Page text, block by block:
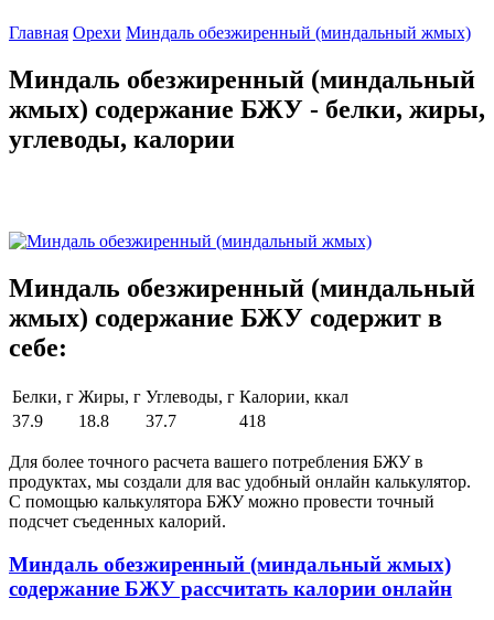
Главная Орехи Миндаль обезжиренный (миндальный жмых)
Миндаль обезжиренный (миндальный
жмых) содержание БЖУ - белки, жиры,
углеводы, калории
Миндаль обезжиренный (миндальный
жмых) содержание БЖУ содержит в
себе:
Белки, г Жиры, г Углеводы, г Калории, ккал
37.9
18.8 37.7 418
Для более точного расчета вашего потребления БЖУ в
продуктах, мы создали для вас удобный онлайн калькулятор.
С помощью калькулятора БЖУ можно провести точный
подсчет съеденных калорий.
Миндаль обезжиренный (миндальный жмых)
содержание БЖУ рассчитать калории онлайн